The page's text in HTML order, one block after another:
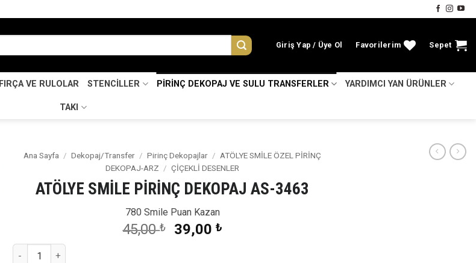
Giriş Yap Favorilerim Sepet
FIRÇA VE RULOLAR STENCİLLER PİRİNÇ DEKOPAJ VE SULU TRANSFERLER YARDIMCI YAN ÜRÜNLER
TAKI
Ana Sayfa / Dekopaj/Transfer / Pirinç Dekopajlar / ATÖLYE SMİLE ÖZEL PİRİNÇ
DEKOPAJ-ARZ / ÇİÇEKLİ DESENLER
ATÖLYE SMİLE PİRİNÇ DEKOPAJ AS-3463
780 Smile Puan Kazan
45,00₺
Orijinal
39,00 ₺Şu
ATÖLYE SMİLE PİRİNÇ DEKOPAJ AS-3463 adet